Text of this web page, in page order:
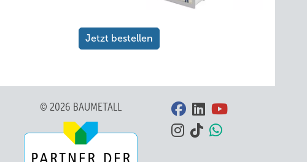
Jetzt bestellen
© 2026 BAUMETALL